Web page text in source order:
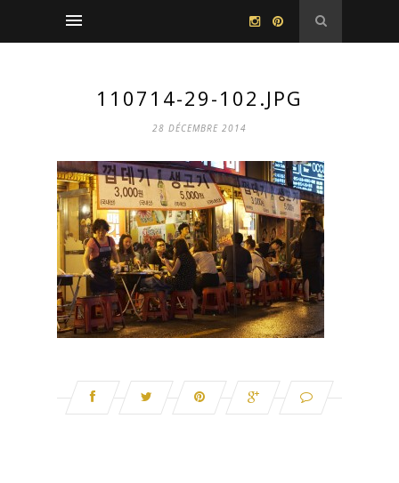
110714-29-102.JPG
28 DÉCEMBRE 2014